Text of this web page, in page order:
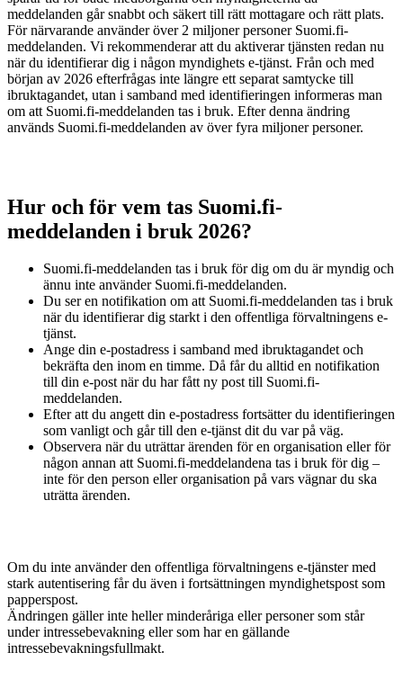
meddelanden går snabbt och säkert till rätt mottagare och rätt plats.
För närvarande använder över 2 miljoner personer Suomi.fi-
meddelanden. Vi rekommenderar att du aktiverar tjänsten redan nu
när du identifierar dig i någon myndighets e-tjänst. Från och med
början av 2026 efterfrågas inte längre ett separat samtycke till
ibruktagandet, utan i samband med identifieringen informeras man
om att Suomi.fi-meddelanden tas i bruk. Efter denna ändring
används Suomi.fi-meddelanden av över fyra miljoner personer.
Hur och för vem tas Suomi.fi-
meddelanden i bruk 2026?
Suomi.fi-meddelanden tas i bruk för dig om du är myndig och
ännu inte använder Suomi.fi-meddelanden.
Du ser en notifikation om att Suomi.fi-meddelanden tas i bruk
när du identifierar dig starkt i den offentliga förvaltningens e-
tjänst.
Ange din e-postadress i samband med ibruktagandet och
bekräfta den inom en timme. Då får du alltid en notifikation
till din e-post när du har fått ny post till Suomi.fi-
meddelanden.
Efter att du angett din e-postadress fortsätter du identifieringen
som vanligt och går till den e-tjänst dit du var på väg.
Observera när du uträttar ärenden för en organisation eller för
någon annan att Suomi.fi-meddelandena tas i bruk för dig –
inte för den person eller organisation på vars vägnar du ska
uträtta ärenden.
Om du inte använder den offentliga förvaltningens e-tjänster med
stark autentisering får du även i fortsättningen myndighetspost som
papperspost.
Ändringen gäller inte heller minderåriga eller personer som står
under intressebevakning eller som har en gällande
intressebevakningsfullmakt.